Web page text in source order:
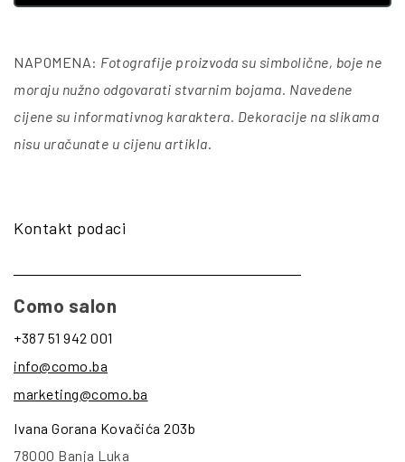
NAPOMENA: Fotografije proizvoda su simbolične, boje ne
moraju nužno odgovarati stvarnim bojama. Navedene
cijene su informativnog karaktera. Dekoracije na slikama
nisu uračunate u cijenu artikla
Kontakt podaci
Como salon
+387 51 942 001
info@como.ba
marketing@como.ba
Ivana Gorana Kovačića 203b
78000 Banja Luka